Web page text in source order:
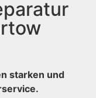
starken und